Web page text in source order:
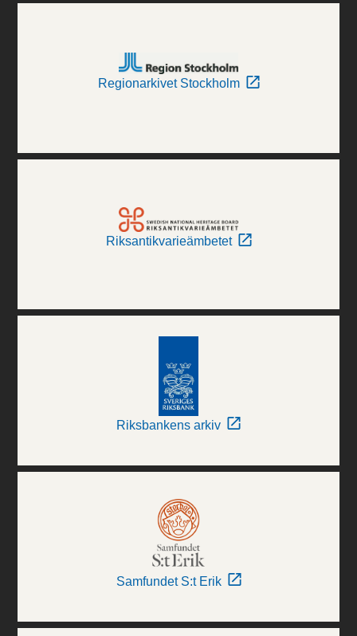
Regionarkivet Stockholm
Riksantikvarieämbetet
Riksbankens arkiv
Samfundet S:t Erik